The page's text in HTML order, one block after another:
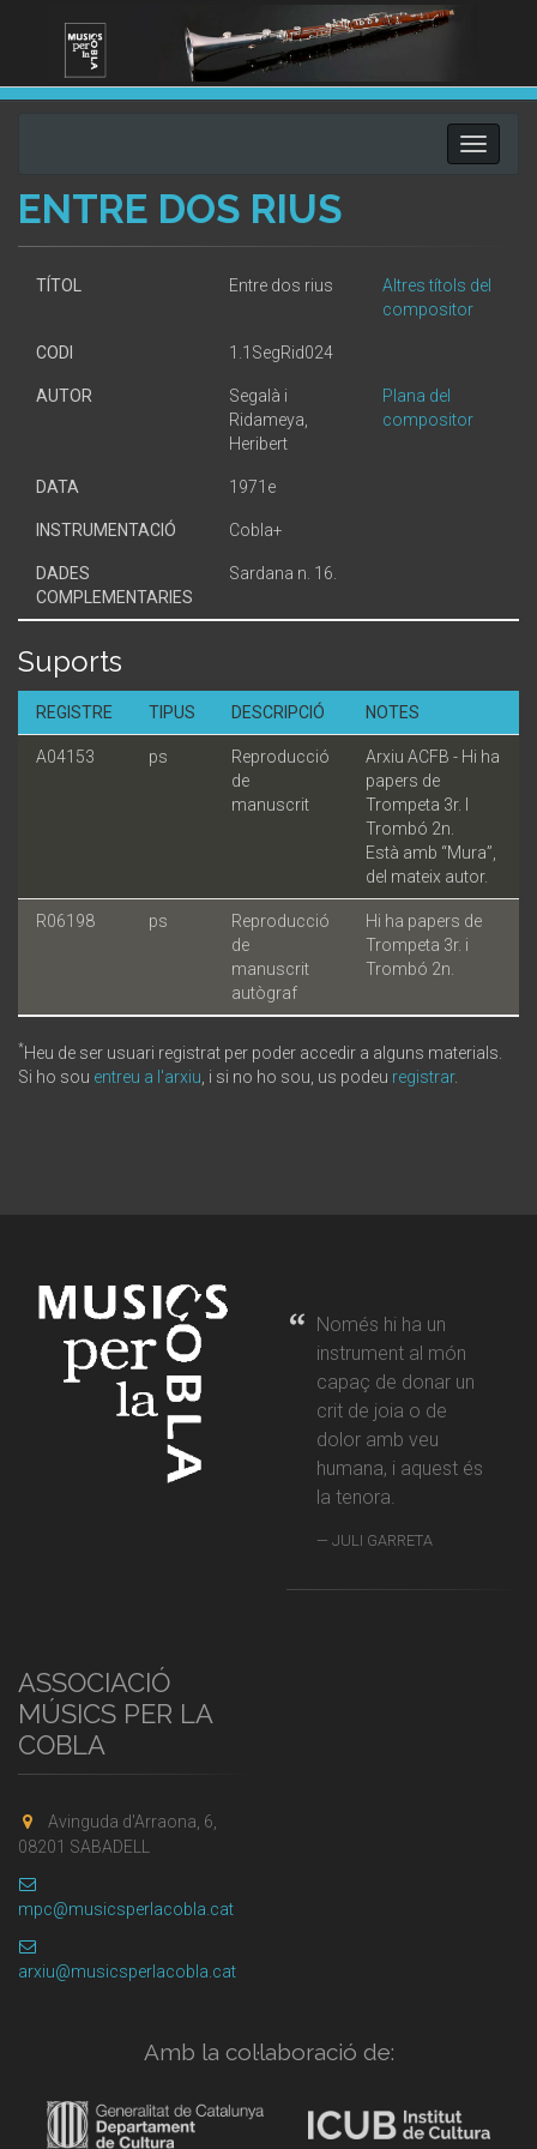
Toggle
ENTRE DOS RIUS
TÍTOL Entre dos rius
Altres títols del
compositor
CODI 1.1SegRid024
AUTOR
Segalà i
Ridameya,
Heribert
Plana del
compositor
DATA 1971e
INSTRUMENTACIÓ Cobla+
DADES
COMPLEMENTARIES
Sardana n. 16.
Suports
REGISTRE TIPUS DESCRIPCIÓ NOTES
A04153 ps
Reproducció
de
manuscrit
Arxiu ACFB - Hi ha
papers de
Trompeta 3r. I
Trombó 2n.
Està amb “Mura”,
del mateix autor.
R06198 ps
Reproducció
de
manuscrit
autògraf
Hi ha papers de
Trompeta 3r. i
Trombó 2n.
*Heu de ser usuari registrat per poder accedir a alguns materials.
Si ho sou entreu a l'arxiu , i si no ho sou, us podeu registrar.
Només hi ha un
instrument al món
capaç de donar un
crit de joia o de
dolor amb veu
humana, i aquest és
la tenora.
JULI GARRETA
ASSOCIACIÓ
MÚSICS PER LA
COBLA
Avinguda d'Arraona, 6,
08201 SABADELL
mpc@musicsperlacobla.cat
arxiu@musicsperlacobla.cat
Amb la col·laboració de: